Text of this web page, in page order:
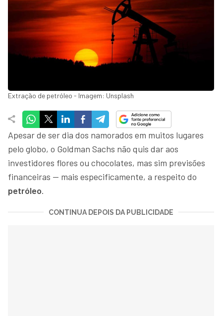
Extração de petróleo - Imagem: Unsplash
Apesar de ser dia dos namorados em muitos lugares
pelo globo, o Goldman Sachs não quis dar aos
investidores flores ou chocolates, mas sim previsões
financeiras — mais especificamente, a respeito do
petróleo.
CONTINUA DEPOIS DA PUBLICIDADE